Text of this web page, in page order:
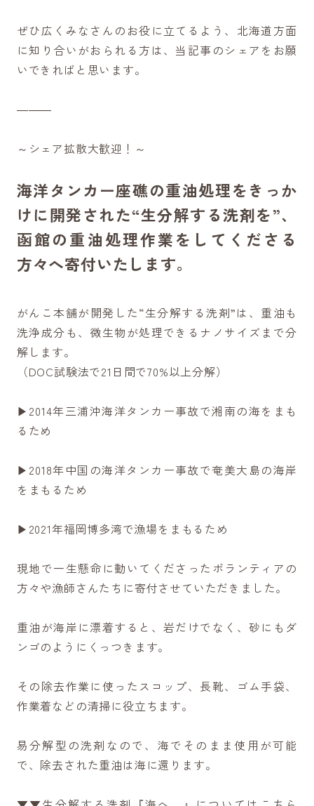
ぜひ広くみなさんのお役に立てるよう、北海道方面
に知り合いがおられる方は、当記事のシェアをお願
いできればと思います。
―――
～シェア拡散大歓迎！～
海洋タンカー座礁の重油処理をきっか
けに開発された“生分解する洗剤を”、
函館の重油処理作業をしてくださる
方々へ寄付いたします。
がんこ本舗が開発した“生分解する洗剤”は、重油も
洗浄成分も、微生物が処理できるナノサイズまで分
解します。
（DOC試験法で21日間で70%以上分解）
▶︎2014年三浦沖海洋タンカー事故で湘南の海をまも
るため
▶︎2018年中国の海洋タンカー事故で奄美大島の海岸
をまもるため
▶︎2021年福岡博多湾で漁場をまもるため
現地で一生懸命に動いてくださったボランティアの
方々や漁師さんたちに寄付させていただきました。
重油が海岸に漂着すると、岩だけでなく、砂にもダ
ンゴのようにくっつきます。
その除去作業に使ったスコップ、長靴、ゴム手袋、
作業着などの清掃に役立ちます。
易分解型の洗剤なので、海でそのまま使用が可能
で、除去された重油は海に還ります。